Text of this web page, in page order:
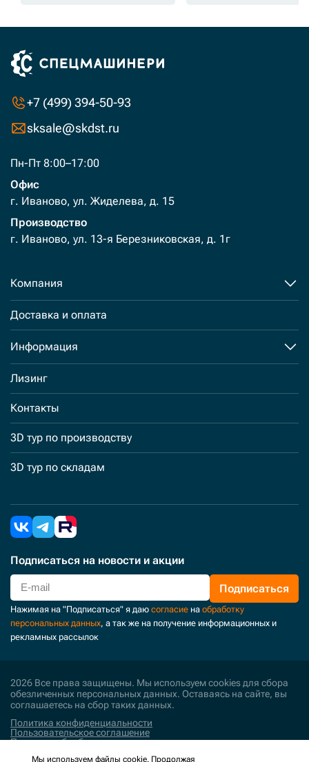
+7 (499) 394-50-93
sksale@skdst.ru
Пн-Пт 8:00–17:00
Офис
г. Иваново, ул. Жиделева, д. 15
Производство
г. Иваново, ул. 13-я Березниковская, д. 1г
Компания
Доставка и оплата
Информация
Лизинг
Контакты
3D тур по производству
3D тур по складам
Подписаться на новости и акции
Подписаться
Нажимая на "Подписаться" я даю согласие на обработку
персональных данных, а так же на получение информационных и
рекламных рассылок
2026 Все права защищены. Мы используем cookies для сбора
обезличенных персональных данных. Оставаясь на сайте, вы
соглашаетесь на сбор таких данных.
Политика конфиденциальности
Пользовательское соглашение
Политика обработки персональных данных
Мы используем файлы cookie. Продолжая